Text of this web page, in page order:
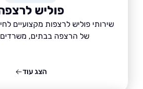
פוליש לרצפה
שירותי פוליש לרצפות מקצועיים לחידוש
של הרצפה בבתים, משרדים ועסקים.